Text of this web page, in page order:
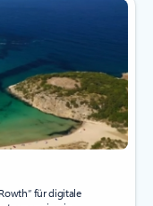
für digitale